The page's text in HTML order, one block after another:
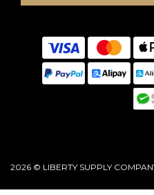
2026 © LIBERTY SUPPLY